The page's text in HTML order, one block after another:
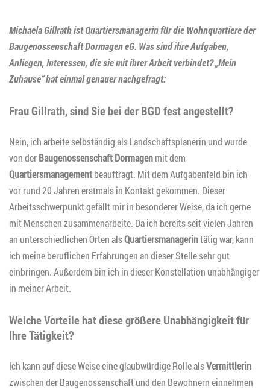
Michaela Gillrath ist Quartiersmanagerin für die Wohnquartiere der
Baugenossenschaft Dormagen eG. Was sind ihre Aufgaben,
Anliegen, Interessen, die sie mit ihrer Arbeit verbindet? „Mein
Zuhause“ hat einmal genauer nachgefragt:
Frau Gillrath, sind Sie bei der BGD fest angestellt?
Nein, ich arbeite selbständig als Landschaftsplanerin und wurde
von derBaugenossenschaft Dormagenmit dem
Quartiersmanagementbeauftragt. Mit dem Aufgabenfeld bin ich
vor rund 20 Jahren erstmals in Kontakt gekommen. Dieser
Arbeitsschwerpunkt gefällt mir in besonderer Weise, da ich gerne
mit Menschen zusammenarbeite. Da ich bereits seit vielen Jahren
an unterschiedlichen Orten alsQuartiersmanagerintätig war, kann
ich meine beruflichen Erfahrungen an dieser Stelle sehr gut
einbringen. Außerdem bin ich in dieser Konstellation unabhängiger
in meiner Arbeit.
Welche Vorteile hat diese größere Unabhängigkeit für
Ihre Tätigkeit?
Ich kann auf diese Weise eine glaubwürdige Rolle alsVermittlerin
zwischen der Baugenossenschaft und den Bewohnern einnehmen